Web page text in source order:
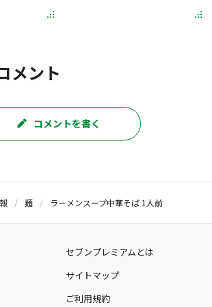
メント
コメントを書く
麺 ラーメンスープ中華そば 1人前
セブンプレミアムとは
サイトマップ
ご利用規約